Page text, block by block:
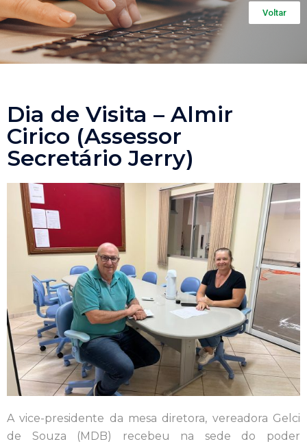
Voltar
Dia de Visita – Almir
Cirico (Assessor
Secretário Jerry)
A vice-presidente da mesa diretora, vereadora Gelci
de Souza (MDB) recebeu na sede do poder